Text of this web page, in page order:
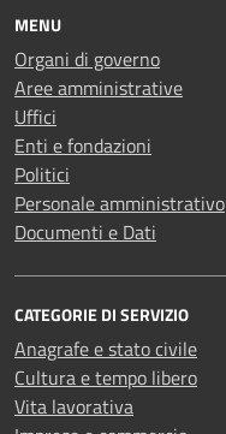
MENU
Organi di governo
Aree amministrative
Uffici
Enti e fondazioni
Politici
Personale amministrativo
Documenti e Dati
CATEGORIE DI SERVIZIO
Anagrafe e stato civile
Cultura e tempo libero
Vita lavorativa